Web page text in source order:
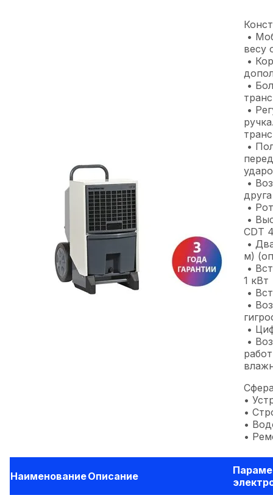
•
весу
•
•
•
•
•
•
•
CDT
•
м)
•
1 кВт
•
•
•
•
•
•
•
•
НаименованиеОписание